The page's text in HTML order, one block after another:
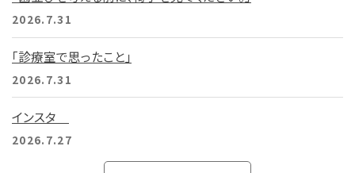
2026.7.31
「診療室で思ったこと」
2026.7.31
インスタ
2026.7.27